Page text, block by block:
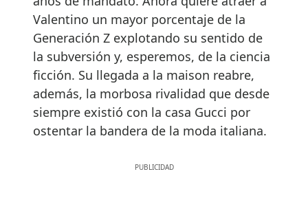
Valentino un mayor porcentaje de la
Generación Z explotando su sentido de
la subversión y, esperemos, de la ciencia
ficción. Su llegada a la maison reabre,
además, la morbosa rivalidad que desde
siempre existió con la casa Gucci por
ostentar la bandera de la moda italiana.